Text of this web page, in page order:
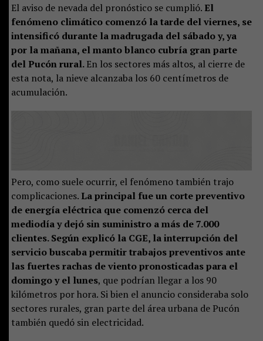
El aviso de nevada del pronóstico se cumplió. El
fenómeno climático comenzó la tarde del viernes, se
intensificó durante la madrugada del sábado y, ya
por la mañana, el manto blanco cubría gran parte
del Pucón rural.En los sectores más altos, al cierre de
esta nota, la nieve alcanzaba los 60 centímetros de
acumulación.
Pero, como suele ocurrir, el fenómeno también trajo
complicaciones. La principal fue un corte preventivo
de energía eléctrica que comenzó cerca del
mediodía y dejó sin suministro a más de 7.000
clientes. Según explicó la CGE, la interrupción del
servicio buscaba permitir trabajos preventivos ante
las fuertes rachas de viento pronosticadas para el
domingo y el lunes, que podrían llegar a los 90
kilómetros por hora. Si bien el anuncio consideraba solo
sectores rurales, gran parte del área urbana de Pucón
también quedó sin electricidad.